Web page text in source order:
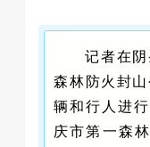
记者在
森林防火封
辆和行人进
庆市第一森